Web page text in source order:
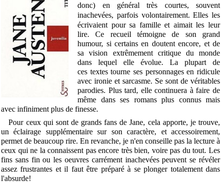
donc) en général très courtes, souvent
inachevées, parfois volontairement. Elles les
écrivaient pour sa famille et aimait les leur
lire. Ce recueil témoigne de son grand
humour, si certains en doutent encore, et de
sa vision extrêmement critique du monde
dans lequel elle évolue. La plupart de
ces textes tourne ses personnages en ridicule
avec ironie et sarcasme. Se sont de véritables
parodies. Plus tard, elle continuera à faire de
même dans ses romans plus connus mais
avec infiniment plus de finesse.
Pour ceux qui sont de grands fans de Jane, cela apporte, je trouve,
un éclairage supplémentaire sur son caractère, et accessoirement,
permet de beaucoup rire. En revanche, je n'en conseille pas la lecture à
ceux qui ne la connaissent pas encore très bien, voire pas du tout. Les
fins sans fin ou les oeuvres carrément inachevées peuvent se révéler
assez frustrantes et il faut être préparé à se plonger totalement dans
l'absurde!